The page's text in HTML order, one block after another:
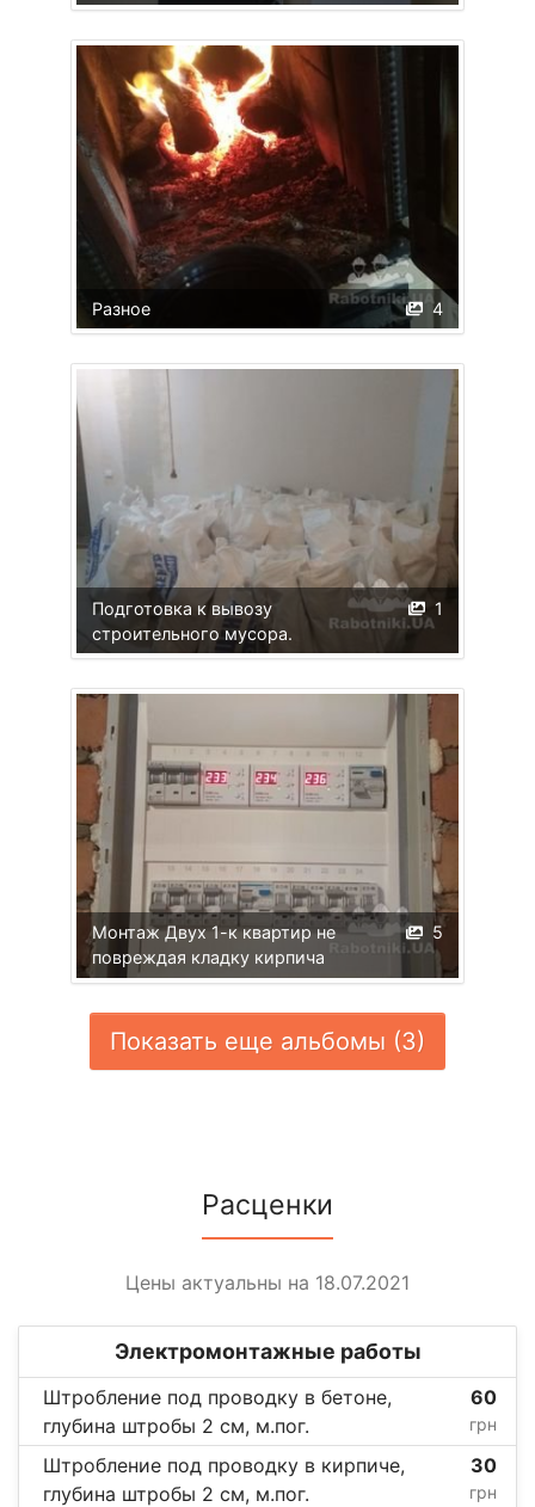
4
Разное
1
Подготовка к вывозу
строительного мусора.
5
Монтаж Двух 1-к квартир не
повреждая кладку кирпича
Показать еще альбомы (3)
Расценки
Цены актуальны на 18.07.2021
Электромонтажные работы
Штробление под проводку в бетоне,
глубина штробы 2 см, м.пог.
60
грн
Штробление под проводку в кирпиче,
глубина штробы 2 см, м.пог.
30
грн